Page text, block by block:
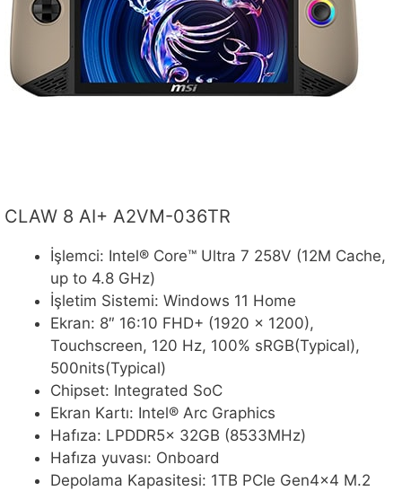
CLAW 8 AI+ A2VM-036TR
İşlemci: Intel® Core™ Ultra 7 258V (12M Cache,
up to 4.8 GHz)
İşletim Sistemi: Windows 11 Home
Ekran: 8″ 16:10 FHD+ (1920 x 1200),
Touchscreen, 120 Hz, 100% sRGB(Typical),
500nits(Typical)
Chipset: Integrated SoC
Ekran Kartı: Intel® Arc Graphics
Hafıza: LPDDR5x 32GB (8533MHz)
Hafıza yuvası: Onboard
Depolama Kapasitesi: 1TB PCIe Gen4x4 M.2